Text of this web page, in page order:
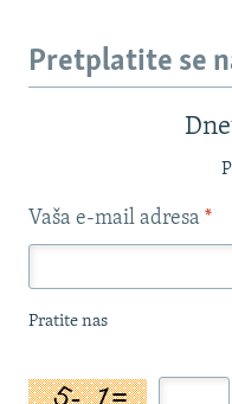
Pretplatite se
Vaša e-mail adresa *
Pratite nas